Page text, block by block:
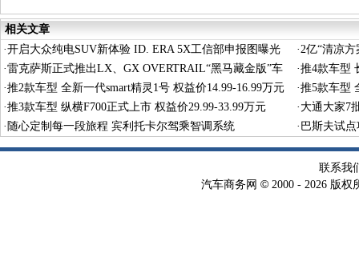
相关文章
·开启大众纯电SUV新体验 ID. ERA 5X工信部申报图曝光 · 2亿“清凉
·雷克萨斯正式推出LX、GX OVERTRAIL“黑马藏金版”车
型
·推4款车型
·推2款车型 全新一代smart精灵1号 权益价14.99-16.99万元 ·推5款车型
·推3款车型 纵横F700正式上市 权益价29.99-33.99万元 · 大通大家7
· 随心定制每一段旅程 宾利托卡尔驾乘智调系统 · 巴斯夫试
术
联系我
汽车商务网 © 2000 - 2026 版权